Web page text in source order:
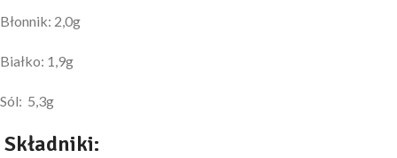
Błonnik: 2,0g
Białko: 1,9g
Sól: 5,3g
Składniki: